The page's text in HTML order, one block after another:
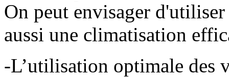
On peut envisager
aussi une climatisation
-L’utilisation optimale des